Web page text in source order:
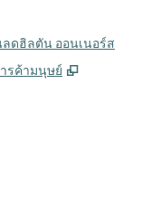
ดฮิลตัน ออนเนอร์ส
รค้ามนุษย์
,